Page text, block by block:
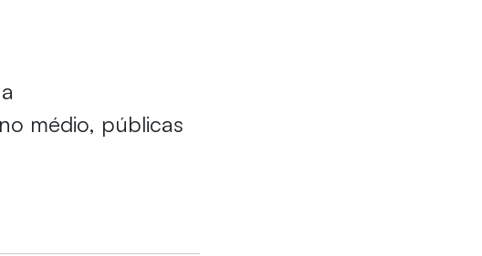
médio, públicas